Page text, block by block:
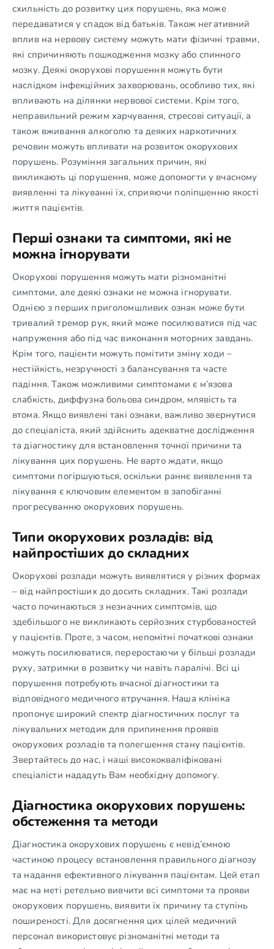
схильність до розвитку цих порушень, яка може
передаватися у спадок від батьків. Також негативний
вплив на нервову систему можуть мати фізичні травми,
які спричиняють пошкодження мозку або спинного
мозку. Деякі окорухові порушення можуть бути
наслідком інфекційних захворювань, особливо тих, які
впливають на ділянки нервової системи. Крім того,
неправильний режим харчування, стресові ситуації, а
також вживання алкоголю та деяких наркотичних
речовин можуть впливати на розвиток окорухових
порушень. Розуміння загальних причин, які
викликають ці порушення, може допомогти у вчасному
виявленні та лікуванні їх, сприяючи поліпшенню якості
життя пацієнтів.
Перші ознаки та симптоми, які не
можна ігнорувати
Окорухові порушення можуть мати різноманітні
симптоми, але деякі ознаки не можна ігнорувати.
Однією з перших приголомшливих ознак може бути
тривалий тремор рук, який може посилюватися під час
напруження або під час виконання моторних завдань.
Крім того, пацієнти можуть помітити зміну ходи –
нестійкість, незручності з балансування та часте
падіння. Також можливими симптомами є м’язова
слабкість, диффузна больова синдром, млявість та
втома. Якщо виявлені такі ознаки, важливо звернутися
до спеціаліста, який здійснить адекватне дослідження
та діагностику для встановлення точної причини та
лікування цих порушень. Не варто ждати, якщо
симптоми погіршуються, оскільки раннє виявлення та
лікування є ключовим елементом в запобіганні
прогресуванню окорухових порушень.
Типи окорухових розладів: від
найпростіших до складних
Окорухові розлади можуть виявлятися у різних формах
– від найпростіших до досить складних. Такі розлади
часто починаються з незначних симптомів, що
здебільшого не викликають серйозних стурбованостей
у пацієнтів. Проте, з часом, непомітні початкові ознаки
можуть посилюватися, переростаючи у більші розлади
руху, затримки в розвитку чи навіть паралічі. Всі ці
порушення потребують вчасної діагностики та
відповідного медичного втручання. Наша клініка
пропонує широкий спектр діагностичних послуг та
лікувальних методик для припинення проявів
окорухових розладів та полегшення стану пацієнтів.
Звертайтесь до нас, і наші висококваліфіковані
спеціалісти нададуть Вам необхідну допомогу.
Діагностика окорухових порушень:
обстеження та методи
Діагностика окорухових порушень є невід’ємною
частиною процесу встановлення правильного діагнозу
та надання ефективного лікування пацієнтам. Цей етап
має на меті ретельно вивчити всі симптоми та прояви
окорухових порушень, виявити їх причину та ступінь
поширеності. Для досягнення цих цілей медичний
персонал використовує різноманітні методи та